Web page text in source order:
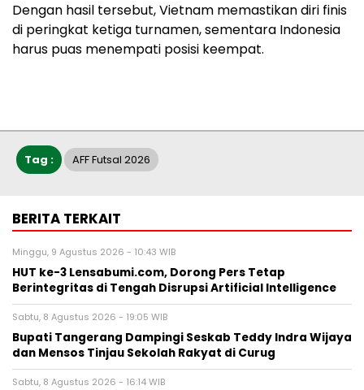
Dengan hasil tersebut, Vietnam memastikan diri finis
di peringkat ketiga turnamen, sementara Indonesia
harus puas menempati posisi keempat.
Tag : AFF Futsal 2026
BERITA TERKAIT
Minggu, 9 Agustus 2026 - 10:43 WIB
HUT ke-3 Lensabumi.com, Dorong Pers Tetap
Berintegritas di Tengah Disrupsi Artificial Intelligence
Sabtu, 8 Agustus 2026 - 19:05 WIB
Bupati Tangerang Dampingi Seskab Teddy Indra Wijaya
dan Mensos Tinjau Sekolah Rakyat di Curug
Sabtu, 8 Agustus 2026 - 16:14 WIB